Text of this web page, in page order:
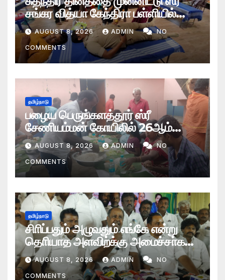
சங்கர வித்யா கேந்திரா பள்ளியில்
ரத்ததான முகாம்
AUGUST 8, 2026 ADMIN NO
COMMENTS
தமிழ்நாடு
பழைய பெருங்களத்தூர் ஸ்ரீ
சேணியம்மன் கோயிலில் 26ஆம்
ஆண்டு ஆடி மாத தீமிதி மற்றும்
தேர்த்திருவிழா
AUGUST 8, 2026 ADMIN NO
COMMENTS
தமிழ்நாடு
சிாிப்பதும் அழுவதும் எங்கே என்று
தொியாத அளவிற்க்கு அமைச்சா்கள்
தவெக எம்.எல்.ஏக்கள் இருக்கின்றனா்-
ஆா்.பி உதயகுமாா் கடும் தாக்கு
AUGUST 8, 2026 ADMIN NO
COMMENTS